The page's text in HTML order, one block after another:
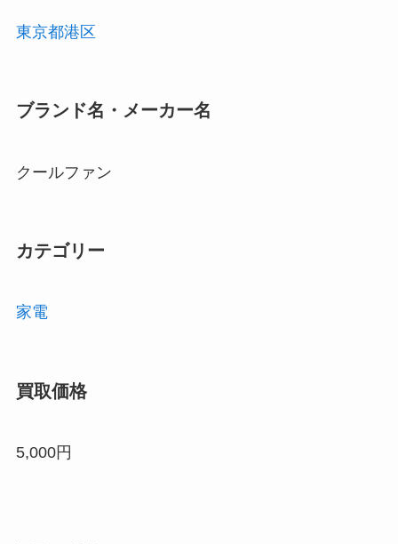
東京都港区
ブランド名・メーカー名
クールファン
カテゴリー
家電
買取価格
5,000円